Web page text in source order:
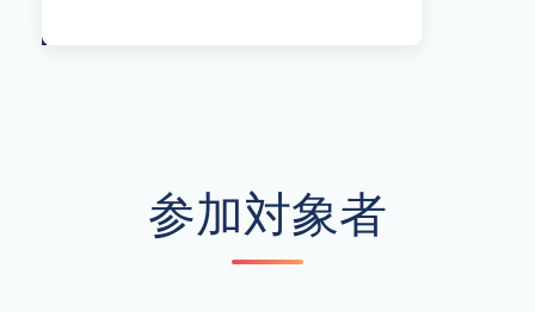
参加対象者